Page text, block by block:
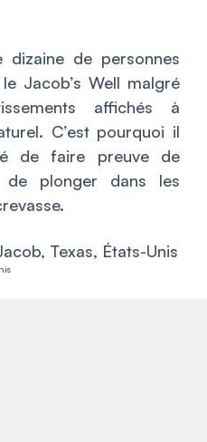
dizaine de personnes
Jacob’s Well malgré
affichés à
C’est pourquoi il
de faire preuve de
de plonger dans les